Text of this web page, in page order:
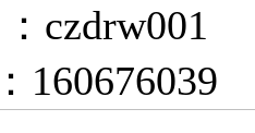
czdrw001
160676039